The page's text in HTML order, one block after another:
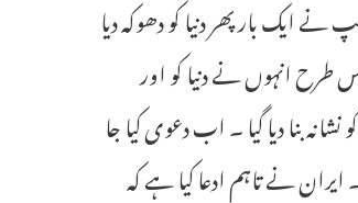
نے ایک بار پھر دنیا کو دھوکہ دیا
طرح انہوں نے دنیا کو اور
بنا دیا گیا ۔ اب دعوی کیا جا
نے تاہم ادعا کیا ہے کہ